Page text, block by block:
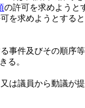
の許可を求めようと
を求めようとする
事件及びその順序
る。
は議員から動議が